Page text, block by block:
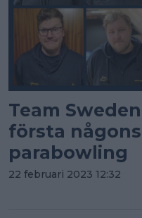
Team
första
parabowling
22 februari 2023 12:32